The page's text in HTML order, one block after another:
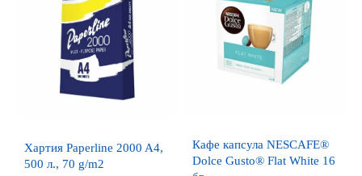
Хартия Paperline 2000 A4,
500 л., 70 g/m2
Кафе капсула NESCAFE®
Dolce Gusto® Flat White 16